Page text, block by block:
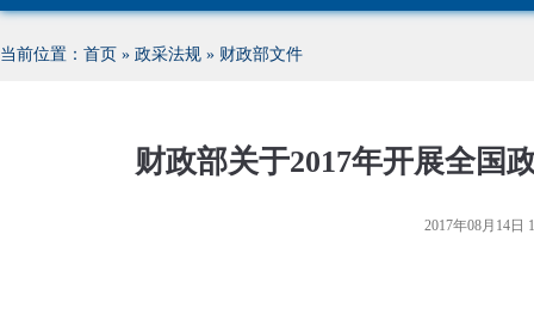
当前位置： 首页 » 政采法规 » 财政部文件
财政部关于2017年开展全国
2017年08月14日